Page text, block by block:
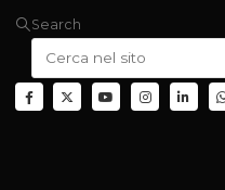
Search